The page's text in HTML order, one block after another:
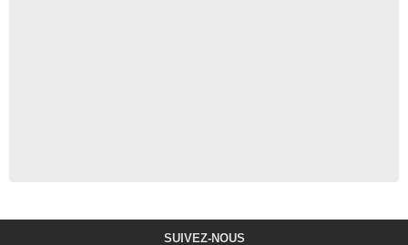
SUIVEZ-NOUS